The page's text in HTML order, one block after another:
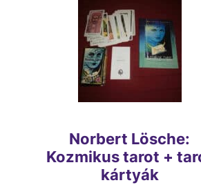
Norbert Lösche:
Kozmikus tarot +
kártyák